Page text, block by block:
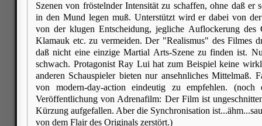
Szenen von fröstelnder Intensität zu schaffen, ohne daß er
in den Mund legen muß. Unterstützt wird er dabei von
von der klugen Entscheidung, jegliche Auflockerung des
Klamauk etc. zu vermeiden. Der "Realismus" des Filmes
daß nicht eine einzige Martial Arts-Szene zu finden ist.
schwach. Protagonist Ray Lui hat zum Beispiel keine
anderen Schauspieler bieten nur ansehnliches Mittelmaß.
von modern-day-action eindeutig zu empfehlen.
Veröffentlichung von Adrenafilm: Der Film ist
Kürzung aufgefallen. Aber die Synchronisation
von dem Flair des Originals zerstört.)